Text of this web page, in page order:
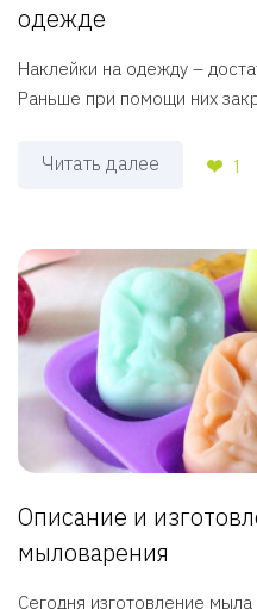
одежде
Наклейки на одежду –
Раньше при помощи них
Читать далее 1
Описание и
мыловарения
Сегодня изготовление